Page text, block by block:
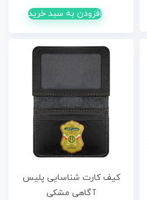
افزودن به سبد خرید
کیف کارت شناسایی پلیس
آگاهی مشکی